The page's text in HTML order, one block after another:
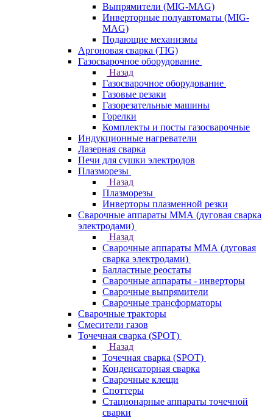
Выпрямители (MIG-MAG)
Инверторные полуавтоматы (MIG-
MAG)
Подающие механизмы
Аргоновая сварка (TIG)
Газосварочное оборудование
Назад
Газосварочное оборудование
Газовые резаки
Газорезательные машины
Горелки
Комплекты и посты газосварочные
Индукционные нагреватели
Лазерная сварка
Печи для сушки электродов
Плазморезы
Назад
Плазморезы
Инверторы плазменной резки
Сварочные аппараты ММА (дуговая сварка
электродами)
Назад
Сварочные аппараты ММА (дуговая
сварка электродами)
Балластные реостаты
Сварочные аппараты - инверторы
Сварочные выпрямители
Сварочные трансформаторы
Сварочные тракторы
Смесители газов
Точечная сварка (SPOT)
Назад
Точечная сварка (SPOT)
Конденсаторная сварка
Сварочные клещи
Споттеры
Стационарные аппараты точечной
сварки